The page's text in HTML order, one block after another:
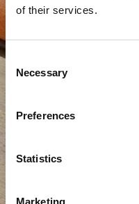
of their services.
Consent
Selection
Necessary
Preferences
Statistics
Marketing